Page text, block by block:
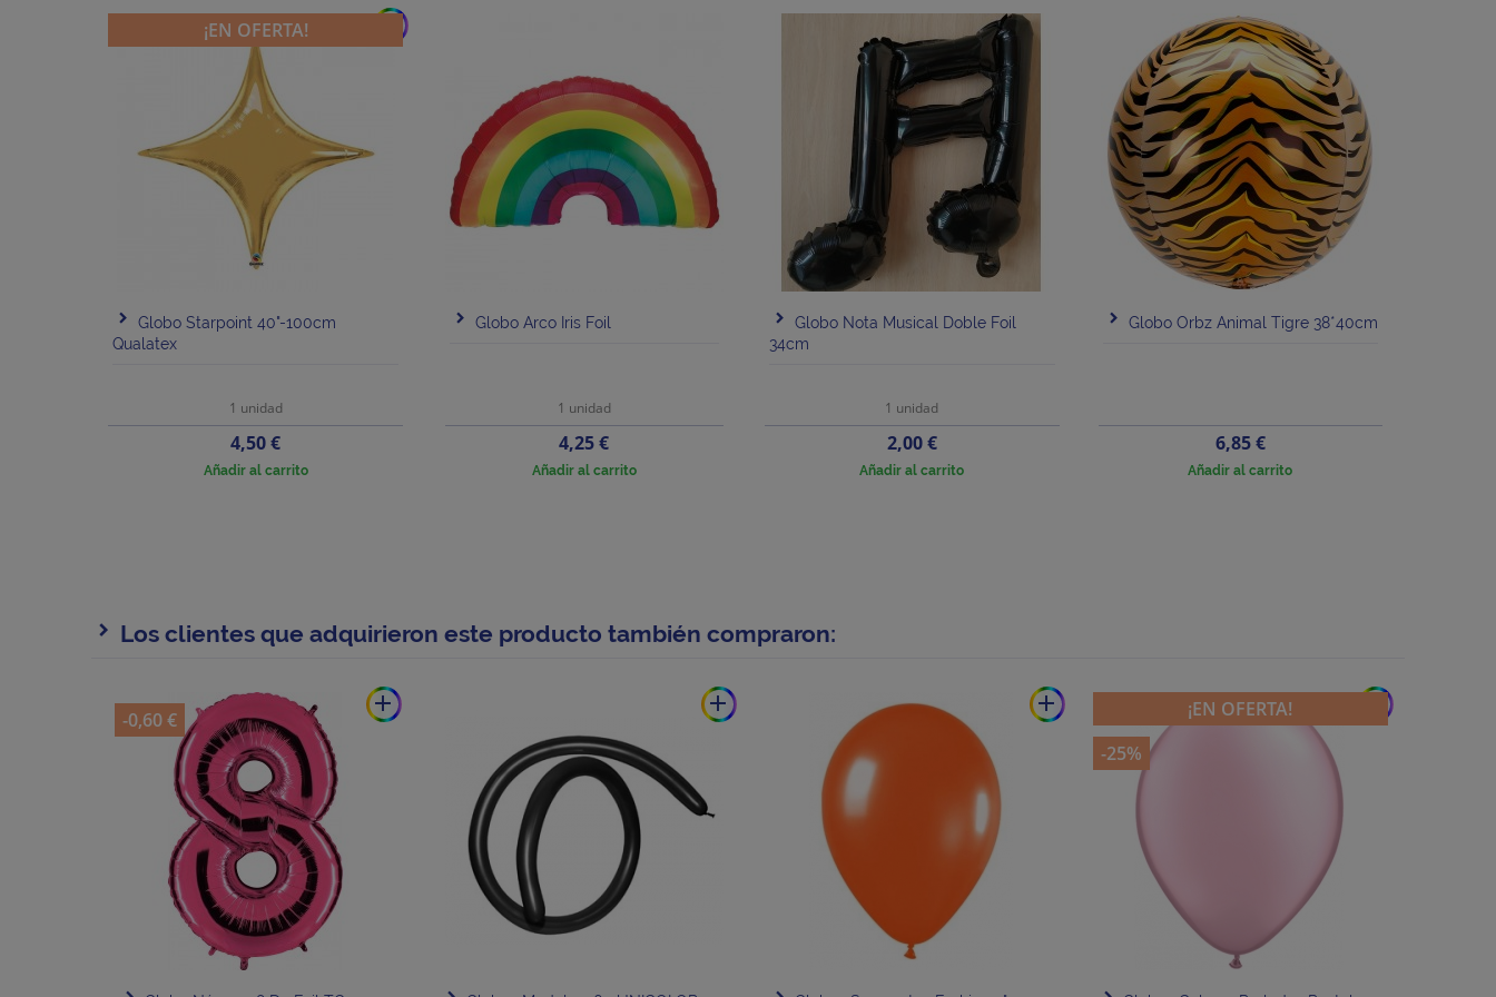
add
Globo Starpoint 40"-100cm
Qualatex
1 unidad
Precio
4,50 €
Añadir al carrito
¡EN OFERTA!
Globo Arco Iris Foil
1 unidad
Precio
4,25 €
Añadir al carrito
Globo Nota Musical Doble Foil
34cm
1 unidad
Precio
2,00 €
Añadir al carrito
Globo Orbz Animal Tigre 38*40cm
Precio
6,85 €
Añadir al carrito
Los clientes que adquirieron este producto también compraron:
add
-0,60 €
add add
¡EN OFERTA!
-25%